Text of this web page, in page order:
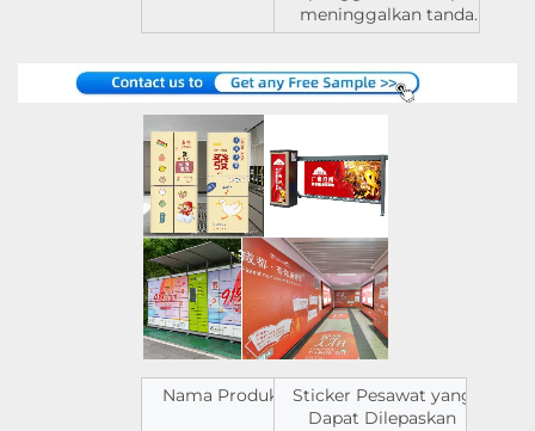
meninggalkan tanda.
Nama Produk
Sticker Pesawat yang
Dapat Dilepaskan